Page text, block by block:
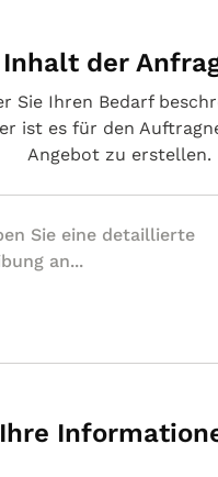
Inhalt der
Sie Ihren Bedarf
ist es für den
Angebot zu erstellen.
Ihre